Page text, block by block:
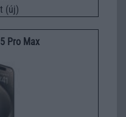
(új)
Pro Max